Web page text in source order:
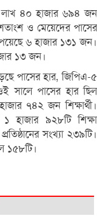
৪০ হাজার ৬৯৪ জন
ও মেয়েদের পাসের
৬ হাজার ১৩১ জন।
১৩ জন।
পাসের হার, জিপিএ-৫
ওই সালে পাসের হার ছিল
৭৪২ জন শিক্ষার্থী।
৯২৮টি শিক্ষা
সংখ্যা ২৩৯টি।
১৫৮টি।